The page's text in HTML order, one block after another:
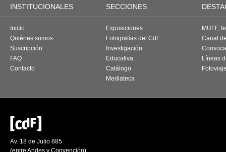
INSTITUCIONALES SECCIONES
Inicio
Quiénes somos
Suscripción
FAQ
Contacto
Exposiciones
Fotografías del CdF
Investigación
Educativa
Catálogo
Mediateca
MUFF,
Canal
Líneas
Av. 18 de Julio 885
(entre Andes y Convención)